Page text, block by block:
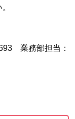
業務部担当：